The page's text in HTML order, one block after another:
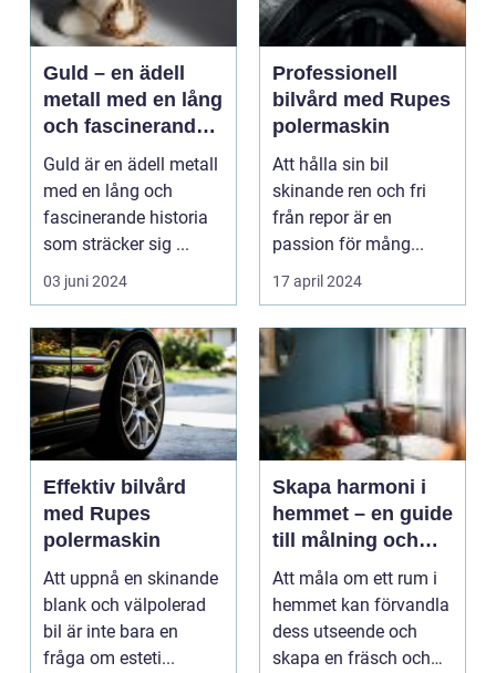
Guld – en ädell
metall med en lång
och fascinerande
historia
Guld är en ädell metall
med en lång och
fascinerande historia
som sträcker sig ...
03 juni 2024
Professionell
bilvård med Rupes
polermaskin
Att hålla sin bil
skinande ren och fri
från repor är en
passion för mång...
17 april 2024
Effektiv bilvård
med Rupes
polermaskin
Att uppnå en skinande
blank och välpolerad
bil är inte bara en
fråga om esteti...
Skapa harmoni i
hemmet – en guide
till målning och
färgval med Jotun
Att måla om ett rum i
hemmet kan förvandla
dess utseende och
skapa en fräsch och